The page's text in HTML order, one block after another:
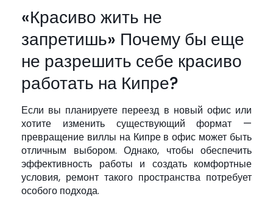
«Красиво жить не
запретишь» Почему бы еще
не разрешить себе красиво
работать на Кипре?
Если вы планируете переезд в новый офис или
хотите изменить существующий формат —
превращение виллы на Кипре в офис может быть
отличным выбором. Однако, чтобы обеспечить
эффективность работы и создать комфортные
условия, ремонт такого пространства потребует
особого подхода.